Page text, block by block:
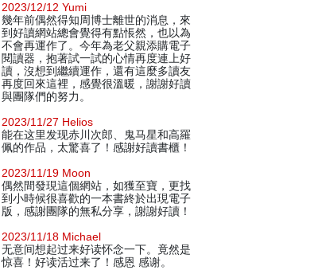
2023/12/12 Yumi
幾年前偶然得知周博士離世的消息，來
到好讀網站總會覺得有點悵然，也以為
不會再運作了。今年為老父親添購電子
閱讀器，抱著試一試的心情再度連上好
讀，沒想到繼續運作，還有這麼多讀友
再度回來這裡，感覺很溫暖，謝謝好讀
與團隊們的努力。
2023/11/27 Helios
能在这里发现赤川次郎、鬼马星和高羅
佩的作品，太驚喜了！感謝好讀書櫃！
2023/11/19 Moon
偶然間發現這個網站，如獲至寶，更找
到小時候很喜歡的一本書終於出現電子
版，感謝團隊的無私分享，謝謝好讀！
2023/11/18 Michael
无意间想起过来好读怀念一下。竟然是
惊喜！好读活过来了！感恩 感谢。